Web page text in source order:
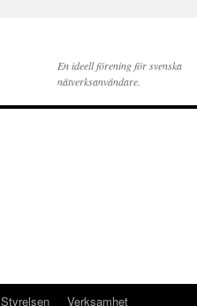
En ideell förening för svenska
nätverksanvändare.
Styrelsen Verksamhet